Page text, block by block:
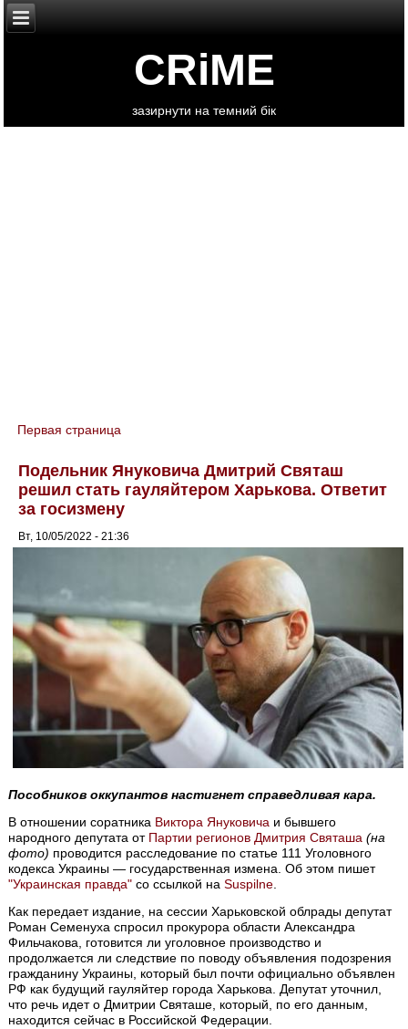
CRiME
зазирнути на темний бік
You are here
Первая страница
Подельник Януковича Дмитрий Святаш
решил стать гауляйтером Харькова. Ответит
за госизмену
Вт, 10/05/2022 - 21:36
Пособников оккупантов настигнет справедливая кара.
В отношении соратника Виктора Януковича и бывшего
народного депутата от Партии регионов Дмитрия Святаша (на
фото) проводится расследование по статье 111 Уголовного
кодекса Украины — государственная измена. Об этом пишет
"Украинская правда" со ссылкой наSuspilne
Как передает издание, на сессии Харьковской облрады депутат
Роман Семенуха спросил прокурора области Александра
Фильчакова, готовится ли уголовное производство и
продолжается ли следствие по поводу объявления подозрения
гражданину Украины, который был почти официально объявлен
РФ как будущий гауляйтер города Харькова. Депутат уточнил,
что речь идет о Дмитрии Святаше, который, по его данным,
находится сейчас в Российской Федерации.